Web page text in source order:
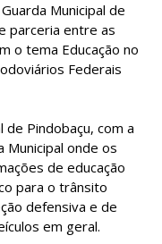
Municipal de
parceria entre as
o tema Educação no
Federais
de Pindobaçu, com a
Municipal onde os
de educação
para o trânsito
defensiva e de
em geral.